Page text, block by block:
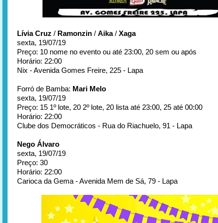
Lívia Cruz / Ramonzin / Aika/ Xaga
sexta, 19/07/19
Preço: 10 nome no evento ou até 23:00, 20 sem ou após
Horário: 22:00
Nix - Avenida Gomes Freire, 225 - Lapa
Forró de Bamba: Mari Melo
sexta, 19/07/19
Preço: 15 1º lote, 20 2º lote, 20 lista até 23:00, 25 até 00:00
Horário: 22:00
Clube dos Democráticos - Rua do Riachuelo, 91 - Lapa
Nego Álvaro
sexta, 19/07/19
Preço: 30
Horário: 22:00
Carioca da Gema - Avenida Mem de Sá, 79 - Lapa